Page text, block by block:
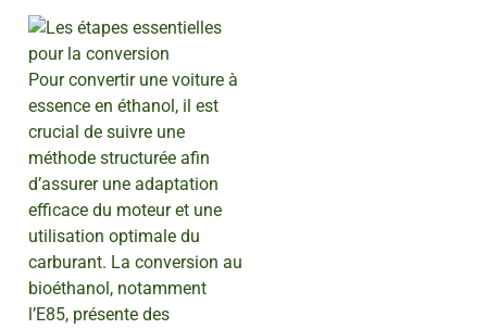
Pour convertir une voiture à
essence en éthanol, il est
crucial de suivre une
méthode structurée afin
d’assurer une adaptation
efficace du moteur et une
utilisation optimale du
carburant. La conversion au
bioéthanol, notamment
l’E85, présente des